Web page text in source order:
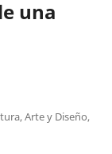
una
Arte y Diseño,